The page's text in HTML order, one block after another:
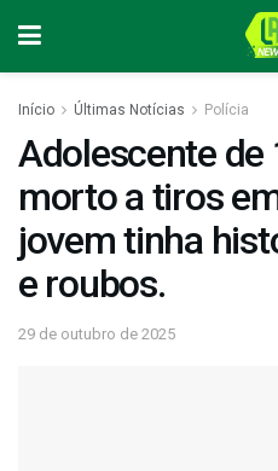
Início Últimas Notícias Polícia
Adolescente de
morto a tiros
jovem tinha
e roubos.
29 de outubro de 2025